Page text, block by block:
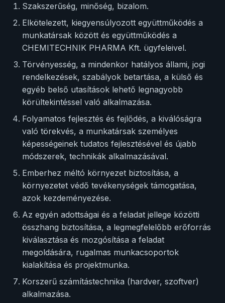
Szakszerűség, minőség, bizalom.
Elkötelezett, kiegyensúlyozott együttműködés a
munkatársak között és együttműködés a
CHEMITECHNIK PHARMA Kft. ügyfeleivel.
Törvényesség, a mindenkor hatályos állami, jogi
rendelkezések, szabályok betartása, a külső és
egyéb belső utasítások lehető legnagyobb
körültekintéssel való alkalmazása.
Folyamatos fejlesztés és fejlődés, a kiválóságra
való törekvés, a munkatársak személyes
képességeinek tudatos fejlesztésével és újabb
módszerek, technikák alkalmazásával.
Emberhez méltó környezet biztosítása, a
környezetet védő tevékenységek támogatása,
azok kezdeményezése.
Az egyén adottságai és a feladat jellege közötti
összhang biztosítása, a legmegfelelőbb erőforrás
kiválasztása és mozgósítása a feladat
megoldására, rugalmas munkacsoportok
kialakítása és projektmunka.
Korszerű számítástechnika (hardver, szoftver)
alkalmazása.